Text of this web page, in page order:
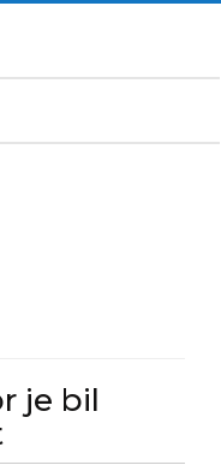
je bil
Prazen